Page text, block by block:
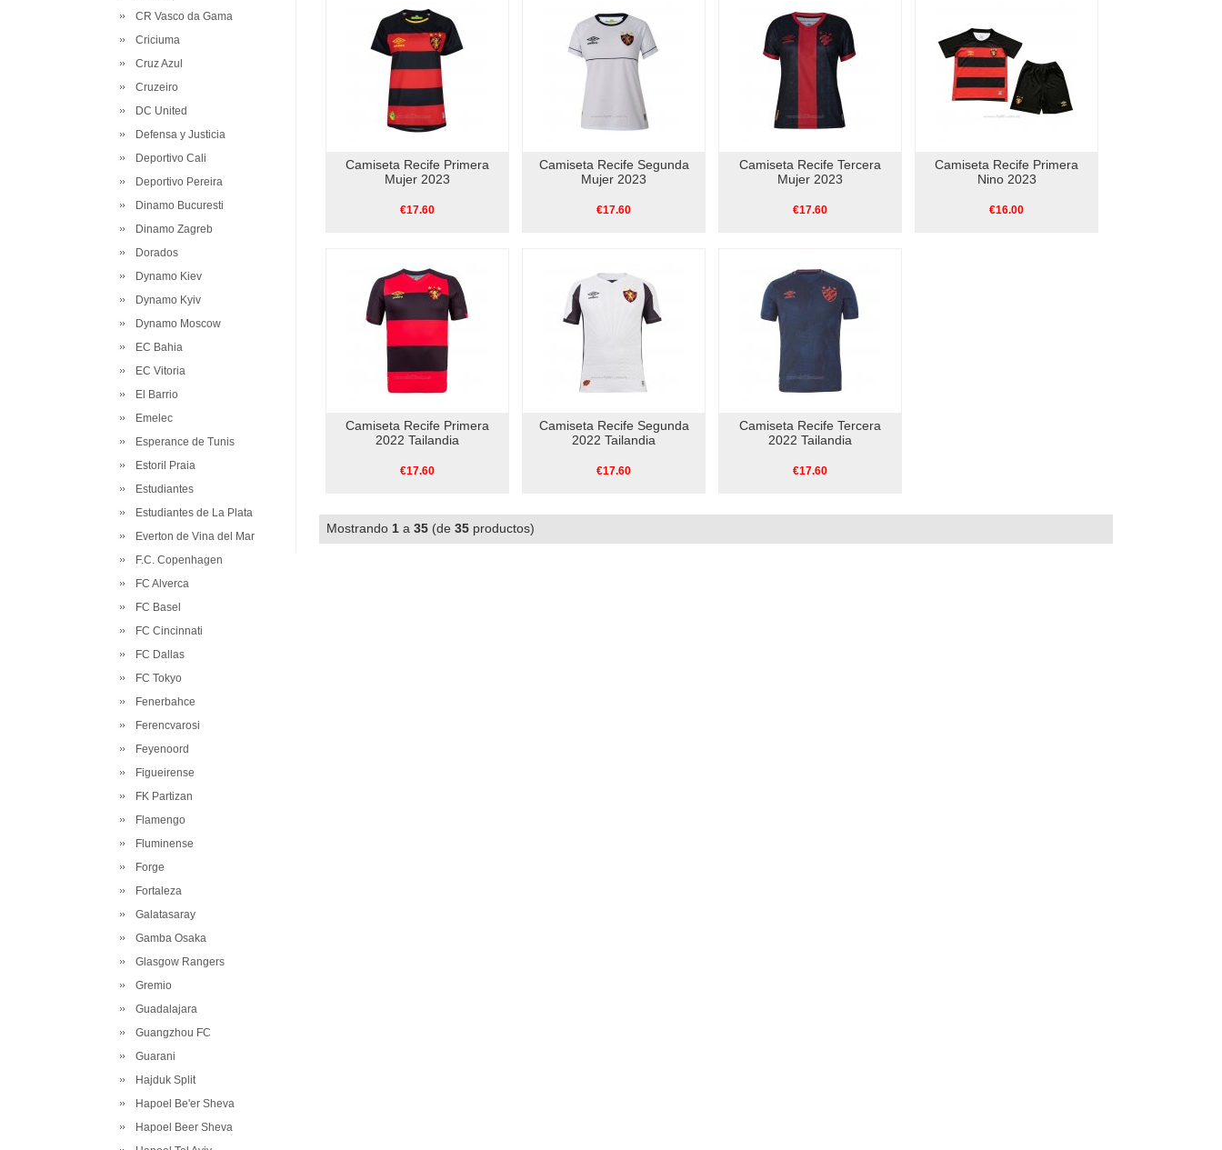
CR Vasco da Gama
Criciuma
Cruz Azul
Cruzeiro
DC United
Defensa y Justicia
Deportivo Cali
Deportivo Pereira
Dinamo Bucuresti
Dinamo Zagreb
Dorados
Dynamo Kiev
Dynamo Kyiv
Dynamo Moscow
EC Bahia
EC Vitoria
El Barrio
Emelec
Esperance de Tunis
Estoril Praia
Estudiantes
Estudiantes de La Plata
Everton de Vina del Mar
F.C. Copenhagen
FC Alverca
FC Basel
FC Cincinnati
FC Dallas
FC Tokyo
Fenerbahce
Ferencvarosi
Feyenoord
Figueirense
FK Partizan
Flamengo
Fluminense
Forge
Fortaleza
Galatasaray
Gamba Osaka
Glasgow Rangers
Gremio
Guadalajara
Guangzhou FC
Guarani
Hajduk Split
Hapoel Be'er Sheva
Hapoel Beer Sheva
Camiseta Recife Primera
Mujer 2023
€17.60
Camiseta Recife Segunda
Mujer 2023
€17.60
Camiseta Recife Tercera
Mujer 2023
€17.60
Camiseta Recife Primera
Nino 2023
€16.00
Camiseta Recife Primera
2022 Tailandia
€17.60
Camiseta Recife Segunda
2022 Tailandia
€17.60
Camiseta Recife Tercera
2022 Tailandia
€17.60
Mostrando 1 a 35 (de 35 productos)